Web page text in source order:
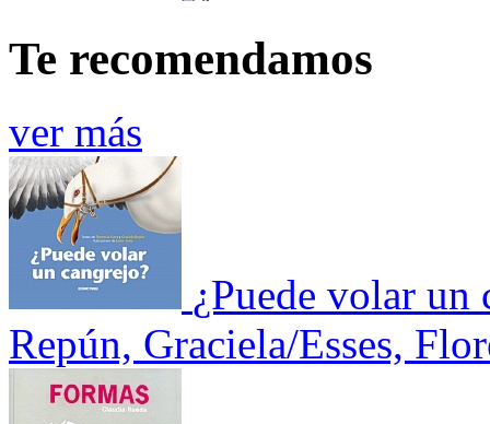
Te recomendamos
ver más
¿Puede volar un
Repún, Graciela/Esses,